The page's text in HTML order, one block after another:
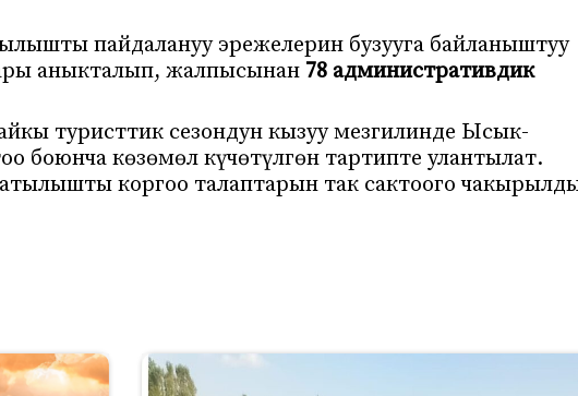
пайдалануу эрежелерин бузууга байланыштуу
аныкталып, жалпысынан 78 административдик
туристтик сезондун кызуу мезгилинде Ысык-
боюнча көзөмөл күчөтүлгөн тартипте улантылат.
коргоо талаптарын так сактоого